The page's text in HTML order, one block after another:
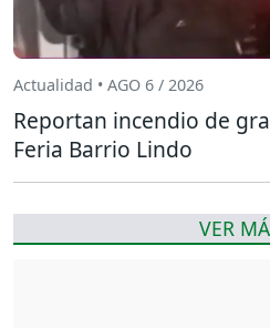
Actualidad • AGO 6 / 2026
Reportan incendio de
Feria Barrio Lindo
VER